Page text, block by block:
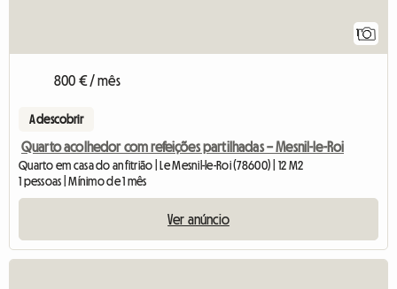
800 € / mês
A descobrir
Quarto acolhedor com refeições partilhadas – Mesnil-le-Roi
Quarto em casa do anfitrião | Le Mesnil-le-Roi (78600) | 12 M2
1 pessoas | Mínimo de 1 mês
Ver anúncio